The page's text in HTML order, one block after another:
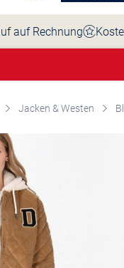
auf Rechnung
Jacken & Westen